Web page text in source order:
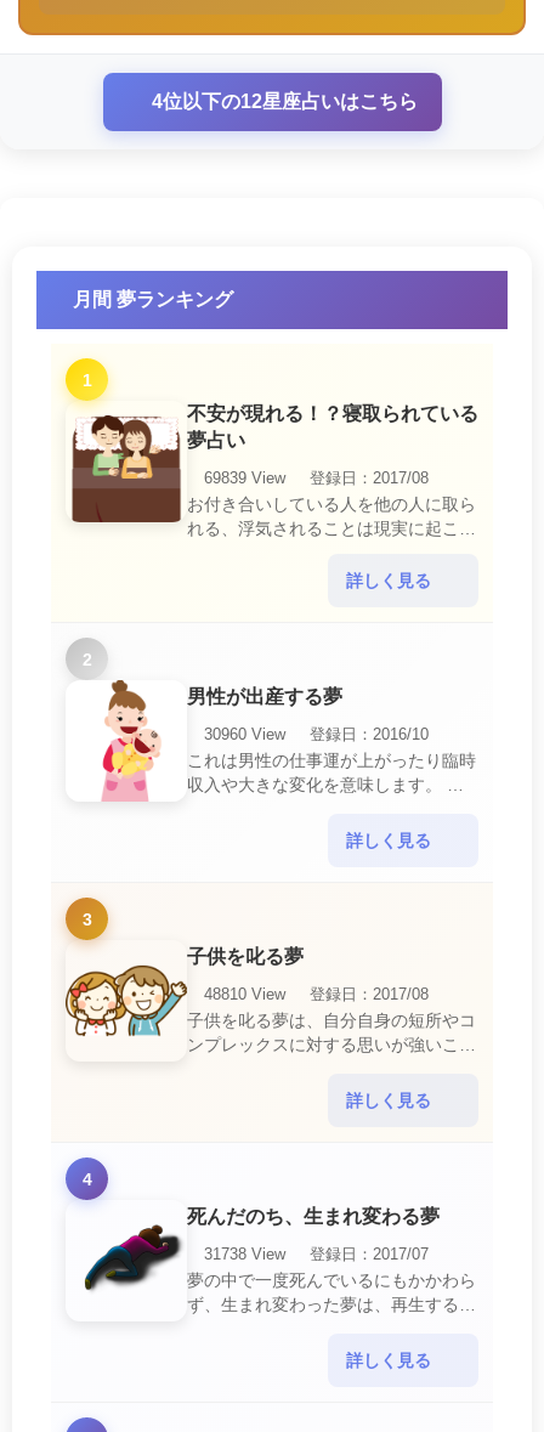
4位以下の12星座占いはこちら
月間 夢ランキング
1
不安が現れる！？寝取られている
夢占い
69839 View
登録日：2017/08
お付き合いしている人を他の人に取ら
れる、浮気されることは現実に起こる
いにおいて、『寝取られている』夢
詳しく見る
2
男性が出産する夢
30960 View
登録日：2016/10
これは男性の仕事運が上がったり臨時
収入や大きな変化を意味します。 喜
ればあり得ない事が起きるのでビック
詳しく見る
3
子供を叱る夢
48810 View
登録日：2017/08
子供を叱る夢は、自分自身の短所やコ
ンプレックスに対する思いが強いこと
短所やコンプレックスを的確に認識し
詳しく見る
4
死んだのち、生まれ変わる夢
31738 View
登録日：2017/07
夢の中で一度死んでいるにもかかわら
ず、生まれ変わった夢は、再生する夢
あなたに関するすべての運気が上昇し
詳しく見る